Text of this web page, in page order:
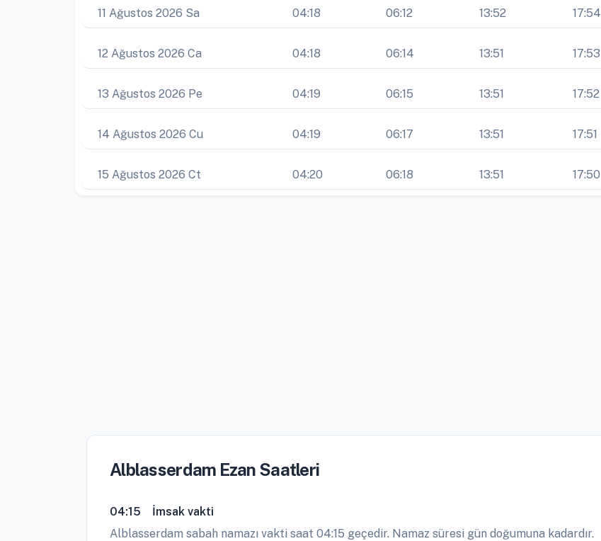
11 Ağustos 2026 Sa 04:18 06:12 13:52 17:54
12 Ağustos 2026 Ca 04:18 06:14 13:51 17:53
13 Ağustos 2026 Pe 04:19 06:15 13:51 17:52
14 Ağustos 2026 Cu 04:19 06:17 13:51 17:51
15 Ağustos 2026 Ct 04:20 06:18 13:51 17:50
Alblasserdam Ezan Saatleri
04:15
İmsak vakti
Alblasserdam sabah namazı vakti saat 04:15 geçedir. Namaz süresi gün doğumuna kadardır.